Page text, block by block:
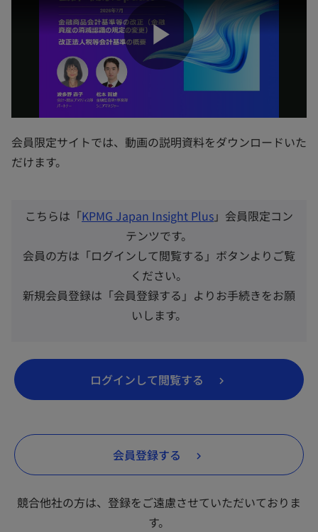
P
l
a
y
d
会員限定サイトでは、動画の説明資料をダウンロードいた
だけます。
こちらは「KPMG Japan Insight Plus新
い
ブ
」会員限定コン
テンツです。
会員の方は「ログインして閲覧する」ボタンよりご覧
ください。
新規会員登録は「会員登録する」よりお手続きをお願
いします。
ログインして閲覧する
し
タ
で
開
会員登録する
し
タ
競合他社の方は、登録をご遠慮させていただいておりま
す。